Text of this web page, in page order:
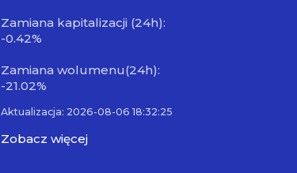
Zamiana kapitalizacji (24h):
-0.42%
Zamiana wolumenu(24h):
-21.02%
Aktualizacja: 2026-08-06 18:32:25
Zobacz więcej